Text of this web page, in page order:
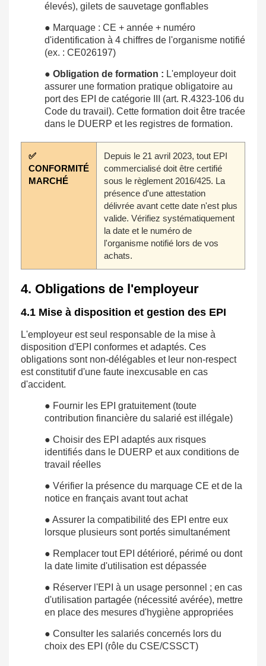
élevés), gilets de sauvetage gonflables
● Marquage : CE + année + numéro
d'identification à 4 chiffres de l'organisme notifié
(ex. : CE026197)
● Obligation de formation : L'employeur doit
assurer une formation pratique obligatoire au
port des EPI de catégorie III (art. R.4323-106 du
Code du travail). Cette formation doit être tracée
dans le DUERP et les registres de formation.
✅
CONFORMITÉ
MARCHÉ
Depuis le 21 avril 2023, tout EPI
commercialisé doit être certifié
sous le règlement 2016/425. La
présence d'une attestation
délivrée avant cette date n'est plus
valide. Vérifiez systématiquement
la date et le numéro de
l'organisme notifié lors de vos
achats.
4. Obligations de l'employeur
4.1 Mise à disposition et gestion des EPI
L'employeur est seul responsable de la mise à
disposition d'EPI conformes et adaptés. Ces
obligations sont non-délégables et leur non-respect
est constitutif d'une faute inexcusable en cas
d'accident.
● Fournir les EPI gratuitement (toute
contribution financière du salarié est illégale)
● Choisir des EPI adaptés aux risques
identifiés dans le DUERP et aux conditions de
travail réelles
● Vérifier la présence du marquage CE et de la
notice en français avant tout achat
● Assurer la compatibilité des EPI entre eux
lorsque plusieurs sont portés simultanément
● Remplacer tout EPI détérioré, périmé ou dont
la date limite d'utilisation est dépassée
● Réserver l'EPI à un usage personnel ; en cas
d'utilisation partagée (nécessité avérée), mettre
en place des mesures d'hygiène appropriées
● Consulter les salariés concernés lors du
choix des EPI (rôle du CSE/CSSCT)